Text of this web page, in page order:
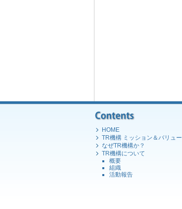
HOME
TR機構 ミッション＆バリュー
なぜTR機構か？
TR機構について
概要
組織
活動報告